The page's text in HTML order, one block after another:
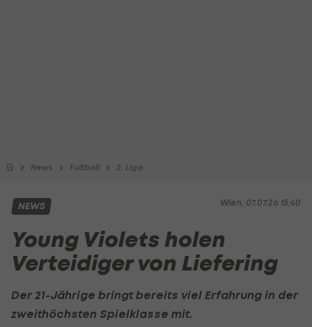
News Fußball 2. Liga
Wien, 07.07.26 15:40
NEWS
Young Violets holen
Verteidiger von Liefering
Der 21-Jährige bringt bereits viel Erfahrung in der
zweithöchsten Spielklasse mit.